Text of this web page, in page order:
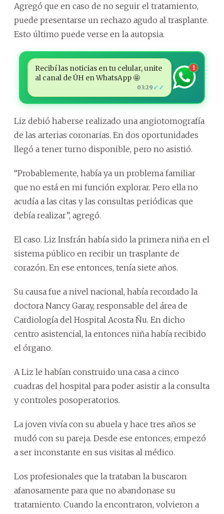
Agregó que en caso de no seguir el tratamiento,
puede presentarse un rechazo agudo al trasplante.
Esto último puede verse en la autopsia.
Recibí las noticias en tu celular, unite
al canal de ÚH en WhatsApp 🤩
03:29 ✓✓
1
Liz debió haberse realizado una angiotomografía
de las arterias coronarias. En dos oportunidades
llegó a tener turno disponible, pero no asistió.
“Probablemente, había ya un problema familiar
que no está en mi función explorar. Pero ella no
acudía a las citas y las consultas periódicas que
debía realizar”, agregó.
El caso. Liz Insfrán había sido la primera niña en el
sistema público en recibir un trasplante de
corazón. En ese entonces, tenía siete años.
Su causa fue a nivel nacional, había recordado la
doctora Nancy Garay, responsable del área de
Cardiología del Hospital Acosta Ñu. En dicho
centro asistencial, la entonces niña había recibido
el órgano.
A Liz le habían construido una casa a cinco
cuadras del hospital para poder asistir a la consulta
y controles posoperatorios.
La joven vivía con su abuela y hace tres años se
mudó con su pareja. Desde ese entonces, empezó
a ser inconstante en sus visitas al médico.
Los profesionales que la trataban la buscaron
afanosamente para que no abandonase su
tratamiento. Cuando la encontraron, volvieron a